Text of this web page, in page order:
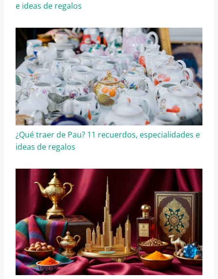
e ideas de regalos
¿Qué traer de Pau? 11 recuerdos, especialidades e
ideas de regalos